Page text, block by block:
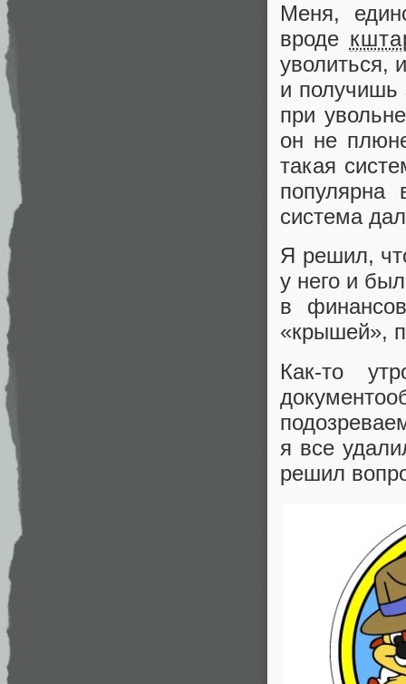
Меня,
вроде
уволиться,
и получишь
при
он не
такая
популярна
система
Я решил,
у него и
в
«крышей»,
Как-то
я все
решил